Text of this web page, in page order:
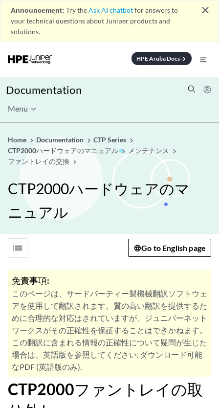
Announcement: Try theAsk AI chatbotfor answers to
your technical questions about Juniper products and
solutions.
close
HPE Aruba Docsarrow_forward
Documentation
Menu
Home Documentation
CTP Series
CTP2000ハードウェアのマニュアル
メンテナンス
ファントレイの交換
CTP2000ハードウェアのマ
ニュアル
list Go to English page
免責事項:
このページは、サードパーティー製機械翻訳ソフトウェ
アを使用して翻訳されます。質の高い翻訳を提供するた
めに合理的な対応はされていますが、ジュニパーネット
ワークスがその正確性を保証することはできかねます。
この翻訳に含まれる情報の正確性について疑問が生じた
場合は、英語版を参照してください. ダウンロード可能
なPDF (英語版のみ).
CTP2000ファントレイの取